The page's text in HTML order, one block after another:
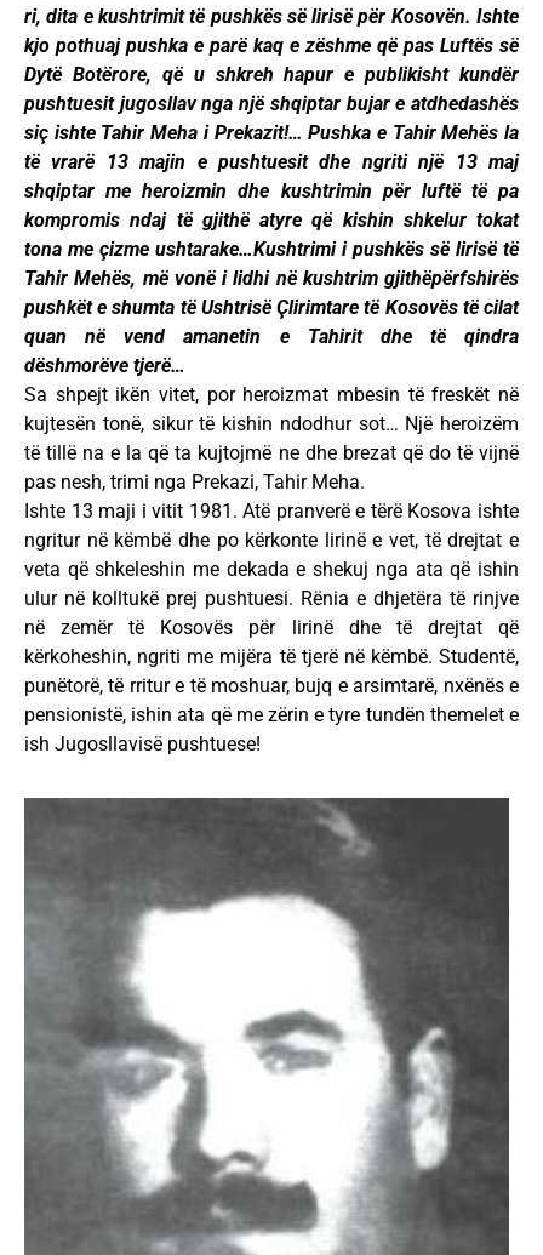
ri, dita e kushtrimit të pushkës së lirisë për Kosovën. Ishte
kjo pothuaj pushka e parë kaq e zëshme që pas Luftës së
Dytë Botërore, që u shkreh hapur e publikisht kundër
pushtuesit jugosllav nga një shqiptar bujar e atdhedashës
siç ishte Tahir Meha i Prekazit!… Pushka e Tahir Mehës la
të vrarë 13 majin e pushtuesit dhe ngriti një 13 maj
shqiptar me heroizmin dhe kushtrimin për luftë të pa
kompromis ndaj të gjithë atyre që kishin shkelur tokat
tona me çizme ushtarake…Kushtrimi i pushkës së lirisë të
Tahir Mehës, më vonë i lidhi në kushtrim gjithëpërfshirës
pushkët e shumta të Ushtrisë Çlirimtare të Kosovës të cilat
quan në vend amanetin e Tahirit dhe të qindra
dëshmorëve tjerë…
Sa shpejt ikën vitet, por heroizmat mbesin të freskët në
kujtesën tonë, sikur të kishin ndodhur sot… Një heroizëm
të tillë na e la që ta kujtojmë ne dhe brezat që do të vijnë
pas nesh, trimi nga Prekazi, Tahir Meha.
Ishte 13 maji i vitit 1981. Atë pranverë e tërë Kosova ishte
ngritur në këmbë dhe po kërkonte lirinë e vet, të drejtat e
veta që shkeleshin me dekada e shekuj nga ata që ishin
ulur në kolltukë prej pushtuesi. Rënia e dhjetëra të rinjve
në zemër të Kosovës për lirinë dhe të drejtat që
kërkoheshin, ngriti me mijëra të tjerë në këmbë. Studentë,
punëtorë, të rritur e të moshuar, bujq e arsimtarë, nxënës e
pensionistë, ishin ata që me zërin e tyre tundën themelet e
ish Jugosllavisë pushtuese!